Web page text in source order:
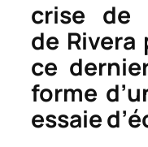
crise de
de
ce
forme
essaie